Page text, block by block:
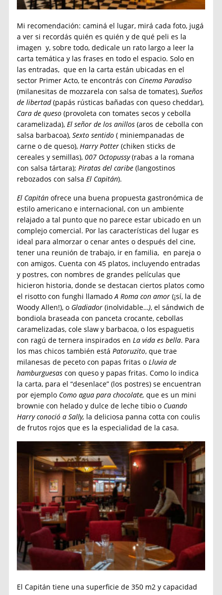
Mi recomendación: caminá el lugar, mirá cada foto, jugá
a ver si recordás quién es quién y de qué peli es la
imagen y, sobre todo, dedicale un rato largo a leer la
carta temática y las frases en todo el espacio. Solo en
las entradas, que en la carta están ubicadas en el
sector Primer Acto, te encontrás con Cinema Paradiso
(milanesitas de mozzarela con salsa de tomates),Sueños
de libertad(papás rústicas bañadas con queso cheddar),
Cara de queso (provoleta con tomates secos y cebolla
caramelizada), El señor de los anillos (aros de cebolla con
salsa barbacoa), Sexto sentido ( miniempanadas de
carne o de queso), Harry Potter (chiken sticks de
cereales y semillas),007 Octopussy(rabas a la romana
con salsa tártara); Piratas del caribe (langostinos
rebozados con salsa El Capitán).
El Capitán ofrece una buena propuesta gastronómica de
estilo americano e internacional, con un ambiente
relajado a tal punto que no parece estar ubicado en un
complejo comercial. Por las características del lugar es
ideal para almorzar o cenar antes o después del cine,
tener una reunión de trabajo, ir en familia, en pareja o
con amigos. Cuenta con 45 platos, incluyendo entradas
y postres, con nombres de grandes películas que
hicieron historia, donde se destacan ciertos platos como
el risotto con funghi llamadoA Roma con amor (¡sí, la de
Woody Allen!), o Gladiador(inolvidable…), el sándwich de
bondiola braseada con panceta crocante, cebollas
caramelizadas, cole slaw y barbacoa, o los espaguetis
con ragú de ternera inspirados en La vida es bella. Para
los mas chicos también está Patoruzito, que trae
milanesas de peceto con papas fritas o Lluvia de
hamburguesas con queso y papas fritas. Como lo indica
la carta, para el “desenlace” (los postres) se encuentran
por ejemplo Como agua para chocolate, que es un mini
brownie con helado y dulce de leche tibio o Cuando
Harry conoció a Sally, la deliciosa panna cotta con coulis
de frutos rojos que es la especialidad de la casa.
El Capitán tiene una superficie de 350 m2 y capacidad